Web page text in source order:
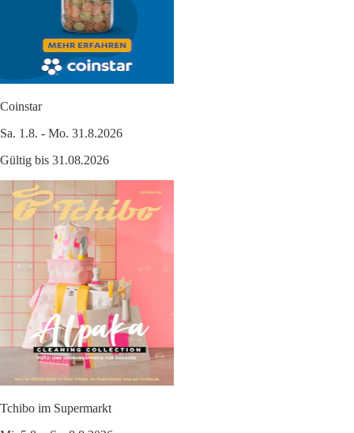
Coinstar
Sa. 1.8. - Mo. 31.8.2026
Gültig bis 31.08.2026
Tchibo im Supermarkt